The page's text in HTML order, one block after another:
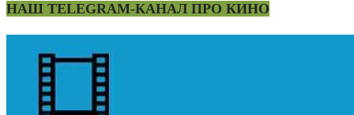
НАШ TELEGRAM-КАНАЛ ПРО КИНО